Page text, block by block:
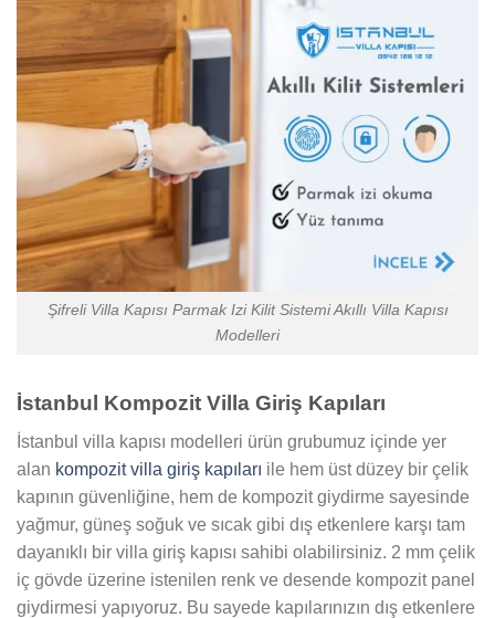
Şifreli Villa Kapısı Parmak Izi Kilit Sistemi Akıllı Villa Kapısı
Modelleri
İstanbul Kompozit Villa Giriş Kapıları
İstanbul villa kapısı modelleri ürün grubumuz içinde yer
alan kompozit villa giriş kapıları ile hem üst düzey bir çelik
kapının güvenliğine, hem de kompozit giydirme sayesinde
yağmur, güneş soğuk ve sıcak gibi dış etkenlere karşı tam
dayanıklı bir villa giriş kapısı sahibi olabilirsiniz. 2 mm çelik
iç gövde üzerine istenilen renk ve desende kompozit panel
giydirmesi yapıyoruz. Bu sayede kapılarınızın dış etkenlere